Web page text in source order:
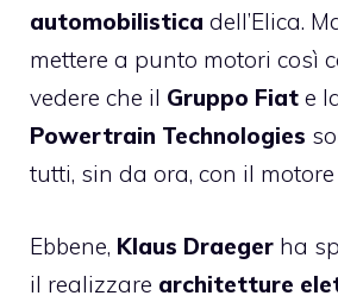
automobilistica dell’Elica.
mettere a punto motori così
vedere che il Gruppo Fiat e
Powertrain Technologies
tutti, sin da ora, con il motore
Ebbene, Klaus Draeger ha
il realizzare architetture